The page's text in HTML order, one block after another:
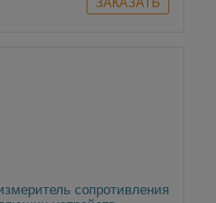
сопротивления